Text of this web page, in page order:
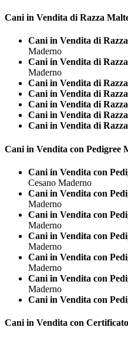
Cani in Vendita di Razza
Cani in Vendita di
Maderno
Cani in Vendita di
Maderno
Cani in Vendita di
Cani in Vendita di
Cani in Vendita di
Cani in Vendita di
Cani in Vendita di
Cani in Vendita con Pedigree
Cani in Vendita con
Cesano Maderno
Cani in Vendita con
Maderno
Cani in Vendita con
Maderno
Cani in Vendita con
Maderno
Cani in Vendita con
Maderno
Cani in Vendita con
Maderno
Cani in Vendita con
Cani in Vendita con Certificato